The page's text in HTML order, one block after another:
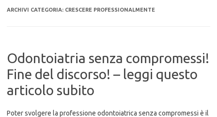
ARCHIVI CATEGORIA: CRESCERE PROFESSIONALMENTE
Odontoiatria senza compromessi!
Fine del discorso! – leggi questo
articolo subito
Poter svolgere la professione odontoiatrica senza compromessi è il